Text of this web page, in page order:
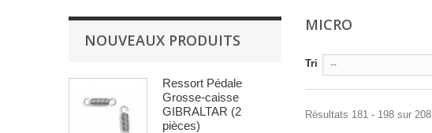
NOUVEAUX PRODUITS
Ressort Pédale
Grosse-caisse
GIBRALTAR (2
pièces)
MICRO
Tri --
Résultats 181 - 198 sur 208.